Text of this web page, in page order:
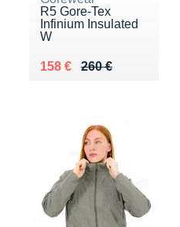
R5 Gore-Tex
Infinium Insulated
W
260 €
Au lieu de 260 €
158 €
Vendu 158 €